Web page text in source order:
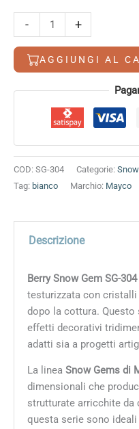
-
quantità
+
AGGIUNGI AL
Alternative:
COD: SG-304 Categorie:
Tag: bianco Marchio: Mayco
Descrizione
Berry Snow Gem SG-304
testurizzata con cristalli
dopo la cottura.
effetti decorativi
adatti sia a progetti
La linea Snow Gems di
dimensionali che
strutturate arricchite
questa serie sono